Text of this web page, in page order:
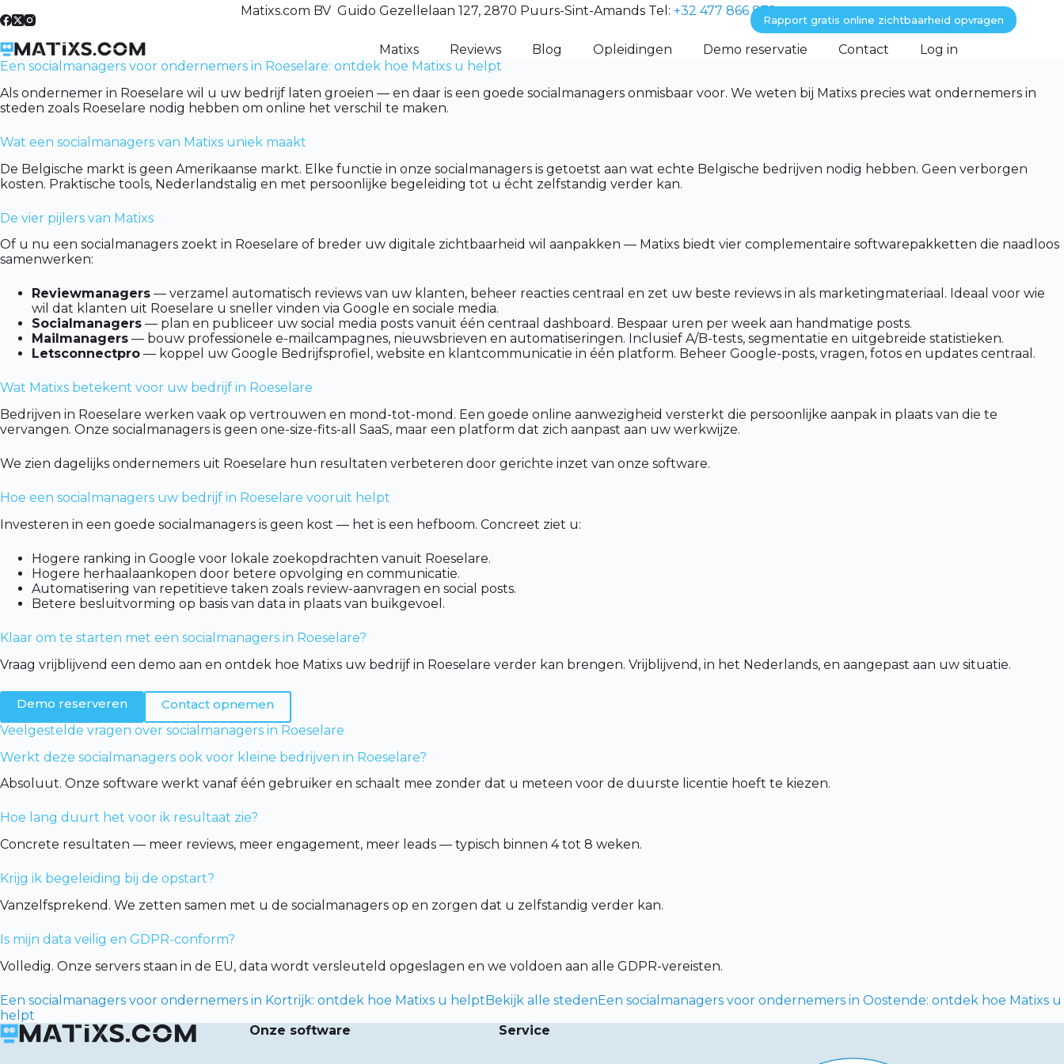
to
Matixs.com BV Guido Gezellelaan 127, 2870 Puurs-Sint-Amands Tel: +32 477 866 872
Rapport gratis online zichtbaarheid opvragen
Matixs Reviews Blog Opleidingen Demo reservatie Contact
Log in
Een socialmanagers voor ondernemers in Roeselare: ontdek hoe Matixs u helpt
Als ondernemer in Roeselare wil u uw bedrijf laten groeien — en daar is een goede socialmanagers onmisbaar voor. We weten bij Matixs precies wat ondernemers in
steden zoals Roeselare nodig hebben om online het verschil te maken.
Wat een socialmanagers van Matixs uniek maakt
De Belgische markt is geen Amerikaanse markt. Elke functie in onze socialmanagers is getoetst aan wat echte Belgische bedrijven nodig hebben. Geen verborgen
kosten. Praktische tools, Nederlandstalig en met persoonlijke begeleiding tot u écht zelfstandig verder kan.
De vier pijlers van Matixs
Of u nu een socialmanagers zoekt in Roeselare of breder uw digitale zichtbaarheid wil aanpakken — Matixs biedt vier complementaire softwarepakketten die naadloos
samenwerken:
Reviewmanagers — verzamel automatisch reviews van uw klanten, beheer reacties centraal en zet uw beste reviews in als marketingmateriaal. Ideaal voor wie
wil dat klanten uit Roeselare u sneller vinden via Google en sociale media.
Socialmanagers — plan en publiceer uw social media posts vanuit één centraal dashboard. Bespaar uren per week aan handmatige posts.
Mailmanagers — bouw professionele e-mailcampagnes, nieuwsbrieven en automatiseringen. Inclusief A/B-tests, segmentatie en uitgebreide statistieken.
Letsconnectpro — koppel uw Google Bedrijfsprofiel, website en klantcommunicatie in één platform. Beheer Google-posts, vragen, fotos en updates centraal.
Wat Matixs betekent voor uw bedrijf in Roeselare
Bedrijven in Roeselare werken vaak op vertrouwen en mond-tot-mond. Een goede online aanwezigheid versterkt die persoonlijke aanpak in plaats van die te
vervangen. Onze socialmanagers is geen one-size-fits-all SaaS, maar een platform dat zich aanpast aan uw werkwijze.
We zien dagelijks ondernemers uit Roeselare hun resultaten verbeteren door gerichte inzet van onze software.
Hoe een socialmanagers uw bedrijf in Roeselare vooruit helpt
Investeren in een goede socialmanagers is geen kost — het is een hefboom. Concreet ziet u:
Hogere ranking in Google voor lokale zoekopdrachten vanuit Roeselare.
Hogere herhaalaankopen door betere opvolging en communicatie.
Automatisering van repetitieve taken zoals review-aanvragen en social posts.
Betere besluitvorming op basis van data in plaats van buikgevoel.
Klaar om te starten met een socialmanagers in Roeselare?
Vraag vrijblijvend een demo aan en ontdek hoe Matixs uw bedrijf in Roeselare verder kan brengen. Vrijblijvend, in het Nederlands, en aangepast aan uw situatie.
Demo reserveren
Contact opnemen
Veelgestelde vragen over socialmanagers in Roeselare
Werkt deze socialmanagers ook voor kleine bedrijven in Roeselare?
Absoluut. Onze software werkt vanaf één gebruiker en schaalt mee zonder dat u meteen voor de duurste licentie hoeft te kiezen.
Hoe lang duurt het voor ik resultaat zie?
Concrete resultaten — meer reviews, meer engagement, meer leads — typisch binnen 4 tot 8 weken.
Krijg ik begeleiding bij de opstart?
Vanzelfsprekend. We zetten samen met u de socialmanagers op en zorgen dat u zelfstandig verder kan.
Is mijn data veilig en GDPR-conform?
Volledig. Onze servers staan in de EU, data wordt versleuteld opgeslagen en we voldoen aan alle GDPR-vereisten.
Een socialmanagers voor ondernemers in Kortrijk: ontdek hoe Matixs u helptBekijk alle stedenEen socialmanagers voor ondernemers in Oostende: ontdek hoe Matixs u
helpt
Onze software
Service